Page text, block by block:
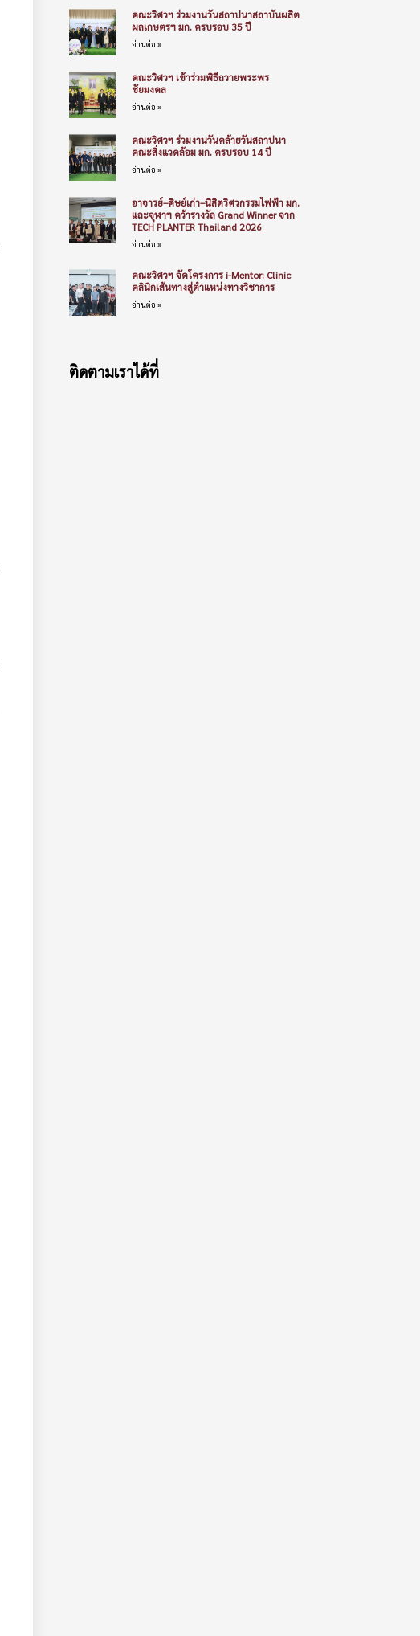
คณะวิศวฯ ร่วมงานวันสถาปนาสถาบันผลิต
ผลเกษตรฯ มก. ครบรอบ 35 ปี
อ่านต่อ »
คณะวิศวฯ เข้าร่วมพิธีถวายพระพร
ชัยมงคล
อ่านต่อ »
คณะวิศวฯ ร่วมงานวันคล้ายวันสถาปนา
คณะสิ่งแวดล้อม มก. ครบรอบ 14 ปี
อ่านต่อ »
อาจารย์–ศิษย์เก่า–นิสิตวิศวกรรมไฟฟ้า มก.
และจุฬาฯ คว้ารางวัล Grand Winner จาก
TECH PLANTER Thailand 2026
อ่านต่อ »
คณะวิศวฯ จัดโครงการ i-Mentor: Clinic
คลินิกเส้นทางสู่ตำแหน่งทางวิชาการ
อ่านต่อ »
ติดตามเราได้ที่